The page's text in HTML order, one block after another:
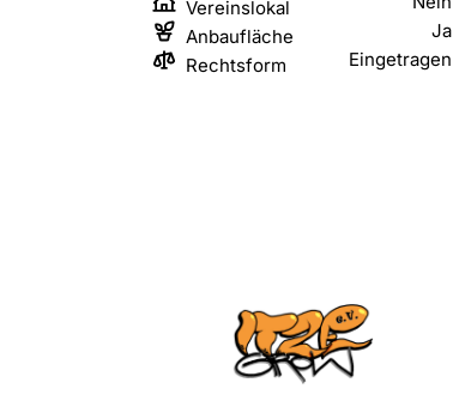
Vereinslokal
Anbaufläche
Ja
Rechtsform
Eingetragen